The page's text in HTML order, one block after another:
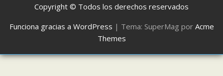
Copyright © Todos los derechos reservados
Funciona gracias a WordPress | Tema: SuperMag por Acme
Themes